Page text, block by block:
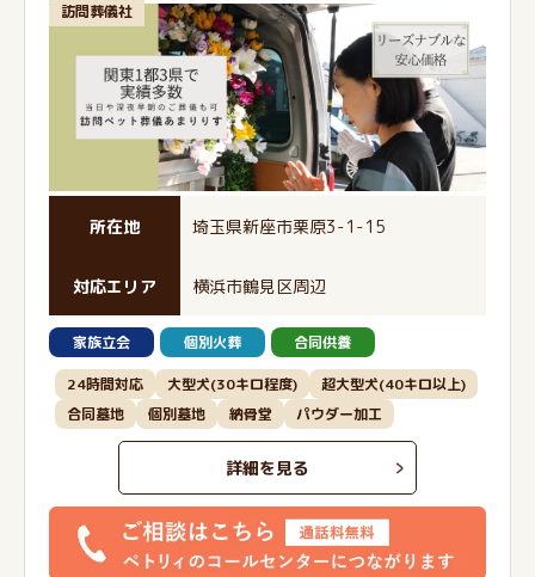
訪問葬儀社
所在地 埼玉県新座市栗原3-1-15
対応エリア 横浜市鶴見区周辺
家族立会 個別火葬 合同供養
24時間対応 大型犬(30キロ程度)
超大型犬(40キロ以上)
合同墓地
個別墓地 納骨堂 パウダー加工
詳細を見る